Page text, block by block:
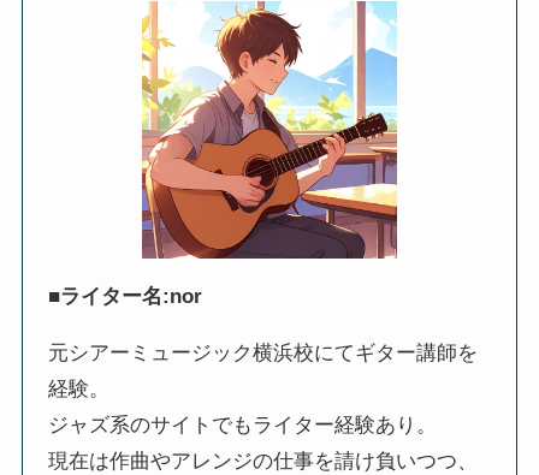
■ライター名:nor
元シアーミュージック横浜校にてギター講師を
経験。
ジャズ系のサイトでもライター経験あり。
現在は作曲やアレンジの仕事を請け負いつつ、